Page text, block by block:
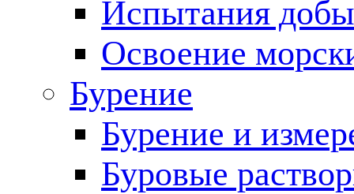
Испытания
Освоение
Бурение
Бурение и
Буровые